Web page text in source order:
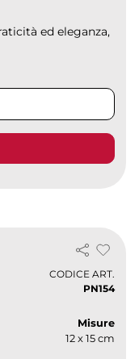
ed eleganza,
CODICE ART.
PN154
Misure
12 x 15 cm